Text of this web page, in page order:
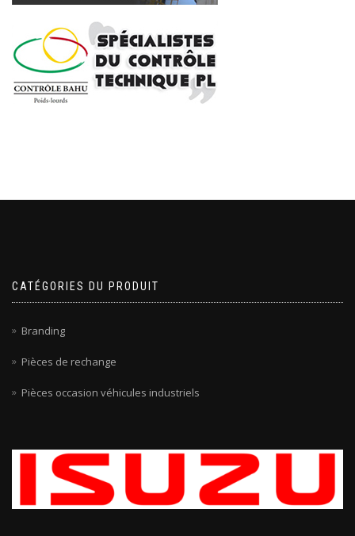
CATÉGORIES DU PRODUIT
Branding
Pièces de rechange
Pièces occasion véhicules industriels